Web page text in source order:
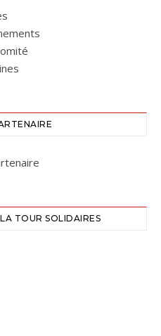
TOUR SOLIDAIRES